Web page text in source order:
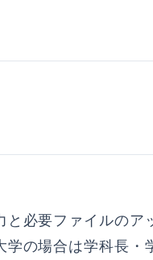
必要ファイルのア
の場合は学科長・